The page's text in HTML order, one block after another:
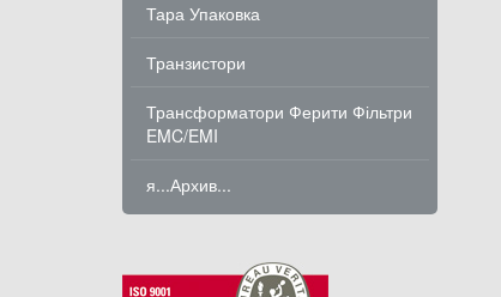
Тара Упаковка
Транзистори
Трансформатори Ферити Фільтри
EMC/EMI
я...Архив...